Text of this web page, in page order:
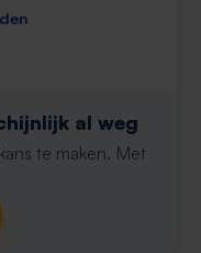
al weg
te maken. Met